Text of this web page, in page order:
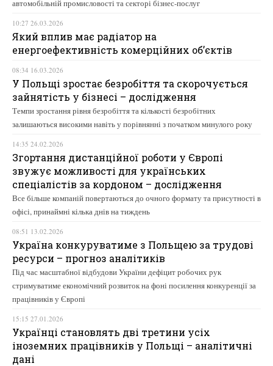
автомобільній промисловості та секторі бізнес-послуг
10:27 26.03.2026
Який вплив має радіатор на
енергоефективність комерційних об’єктів
08:34 16.03.2026
У Польщі зростає безробіття та скорочується
зайнятість у бізнесі – дослідження
Темпи зростання рівня безробіття та кількості безробітних
залишаються високими навіть у порівнянні з початком минулого року
14:35 24.02.2026
Згортання дистанційної роботи у Європі
звужує можливості для українських
спеціалістів за кордоном – дослідження
Все більше компаній повертаються до очного формату та присутності в
офісі, принаймні кілька днів на тиждень
08:51 13.02.2026
Україна конкуруватиме з Польщею за трудові
ресурси – прогноз аналітиків
Під час масштабної відбудови України дефіцит робочих рук
стримуватиме економічний розвиток на фоні посилення конкуренції за
працівників у Європі
15:15 27.01.2026
Українці становлять дві третини усіх
іноземних працівників у Польщі – аналітичні
дані